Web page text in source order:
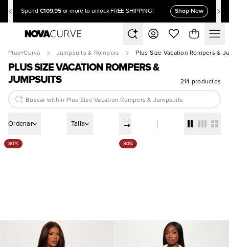
Spend €109.95 or more to unlock FREE SHIPPING! Shop New
Plus+Curva Jumpsuits & Rompers Plus Size Vacation Rompers &
PLUS SIZE VACATION ROMPERS &
JUMPSUITS
214 productos
Ordenar Talla
30% 30%